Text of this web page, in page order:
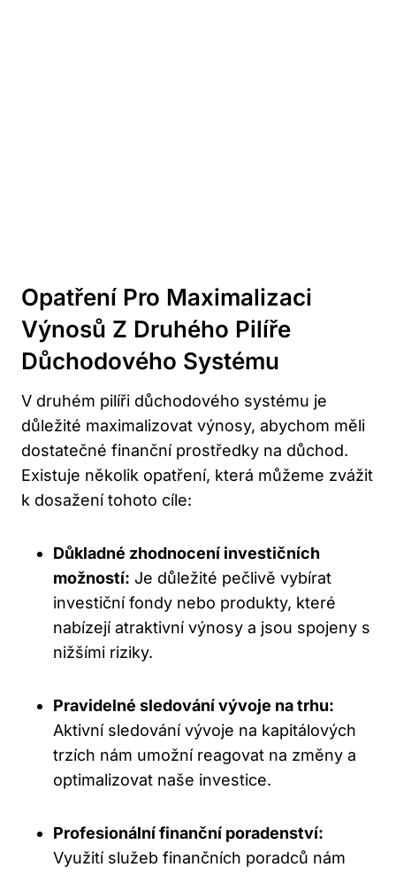
Opatření Pro Maximalizaci
Výnosů Z Druhého Pilíře
Důchodového Systému
V druhém pilíři důchodového systému je
důležité maximalizovat výnosy, abychom měli
dostatečné finanční prostředky na důchod.
Existuje několik opatření, která můžeme zvážit
k dosažení tohoto cíle:
Důkladné zhodnocení investičních
možností: Je důležité pečlivě vybírat
investiční fondy nebo produkty, které
nabízejí atraktivní výnosy a jsou spojeny s
nižšími riziky.
Pravidelné sledování vývoje na trhu:
Aktivní sledování vývoje na kapitálových
trzích nám umožní reagovat na změny a
optimalizovat naše investice.
Profesionální finanční poradenství:
Využití služeb finančních poradců nám